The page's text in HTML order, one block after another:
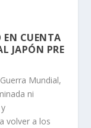
EN CUENTA
JAPÓN PRE
Mundial,
ni
volver a los